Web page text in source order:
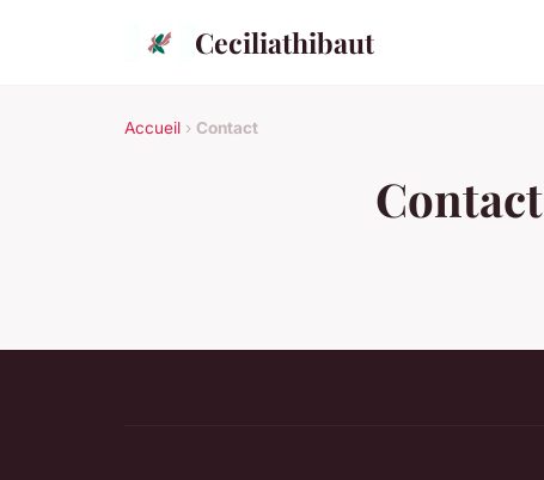
Ceciliathibaut
Accueil › Contact
Contact